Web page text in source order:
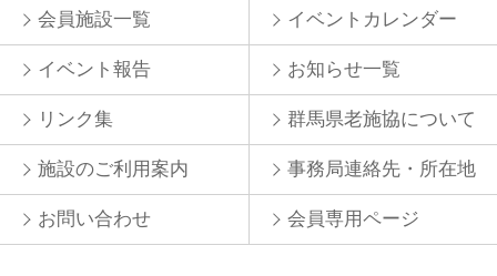
会員施設一覧 イベントカレンダー
イベント報告 お知らせ一覧
リンク集 群馬県老施協について
施設のご利用案内 事務局連絡先・所在地
お問い合わせ 会員専用ページ